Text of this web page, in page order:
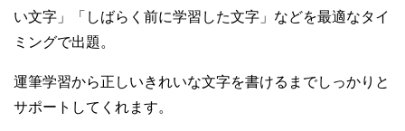
い文字」「しばらく前に学習した文字」などを最適なタイ
ミングで出題。
運筆学習から正しいきれいな文字を書けるまでしっかりと
サポートしてくれます。